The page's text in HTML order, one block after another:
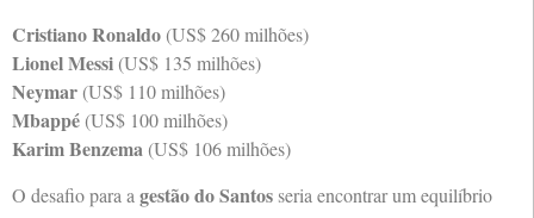
Cristiano Ronaldo (US$ 260 milhões)
Lionel Messi (US$ 135 milhões)
Neymar (US$ 110 milhões)
Mbappé (US$ 100 milhões)
Karim Benzema (US$ 106 milhões)
O desafio para a gestão do Santos seria encontrar um equilíbrio